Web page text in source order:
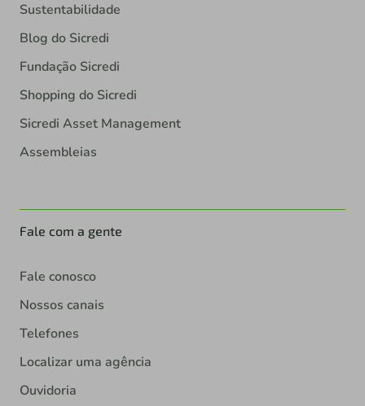
Sustentabilidade
Blog do Sicredi
Fundação Sicredi
Shopping do Sicredi
Sicredi Asset Management
Assembleias
Fale com a gente
Fale conosco
Nossos canais
Telefones
Localizar uma agência
Ouvidoria